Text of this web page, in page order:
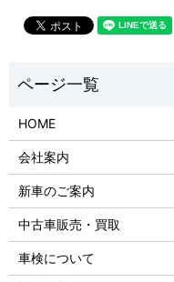
HOME
会社案内
新車のご案内
中古車販売・買取
車検について